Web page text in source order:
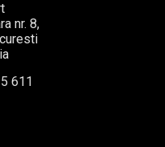
nr. 8,
611